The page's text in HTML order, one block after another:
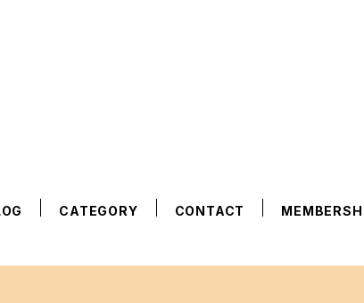
CATEGORY CONTACT